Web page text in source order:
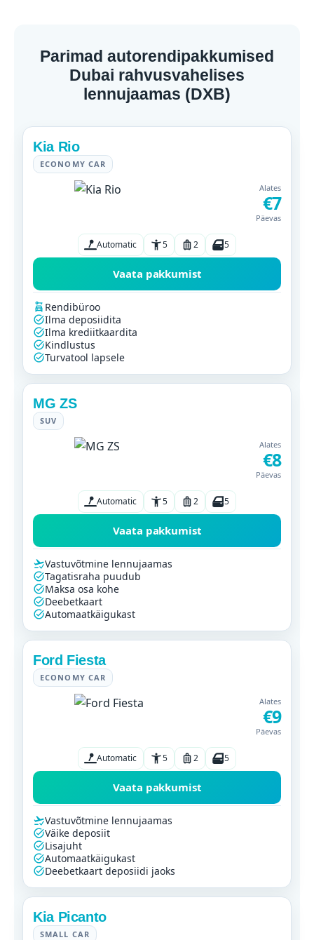
Parimad autorendipakkumised
Dubai rahvusvahelises
lennujaamas (DXB)
Kia Rio
ECONOMY CAR
Alates
€7
Päevas
Automatic 5 2 5
Vaata pakkumist
Rendibüroo
Ilma deposiidita
Ilma krediitkaardita
Kindlustus
Turvatool lapsele
MG ZS
SUV
Alates
€8
Päevas
Automatic 5 2 5
Vaata pakkumist
Vastuvõtmine lennujaamas
Tagatisraha puudub
Maksa osa kohe
Deebetkaart
Automaatkäigukast
Ford Fiesta
ECONOMY CAR
Alates
€9
Päevas
Automatic 5 2 5
Vaata pakkumist
Vastuvõtmine lennujaamas
Väike deposiit
Lisajuht
Automaatkäigukast
Deebetkaart deposiidi jaoks
Kia Picanto
SMALL CAR